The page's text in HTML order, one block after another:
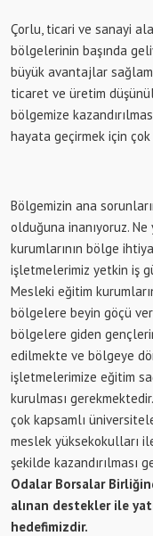
Çorlu, ticari ve sanayi
bölgelerinin başında
büyük avantajlar
ticaret ve üretim
bölgemize
hayata geçirmek için çok
Bölgemizin ana
olduğuna inanıyoruz.
kurumlarının bölge
işletmelerimiz yetkin iş
Mesleki eğitim
bölgelere beyin göçü
bölgelere giden
edilmekte ve bölgeye
işletmelerimize eğitim
kurulması
çok kapsamlı
meslek yüksekokulları
şekilde kazandırılması
Odalar Borsalar
alınan destekler ile
hedefimizdir.